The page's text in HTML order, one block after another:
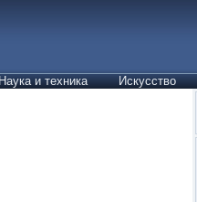
и техника Искусство